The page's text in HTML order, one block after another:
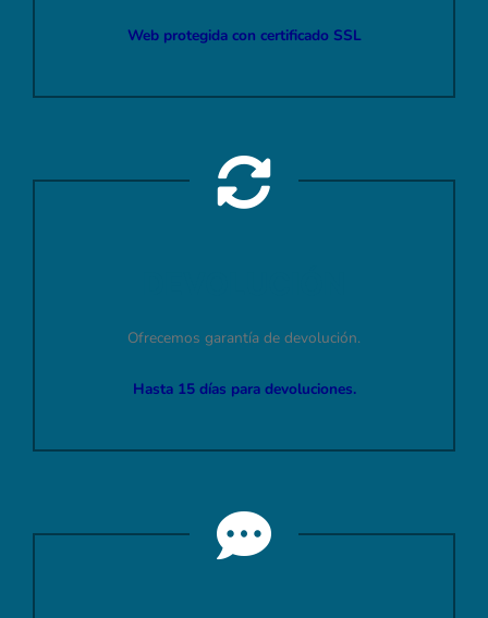
Web protegida con certificado SSL
Ofrecemos garantía de devolución.
Hasta 15 días para devoluciones.